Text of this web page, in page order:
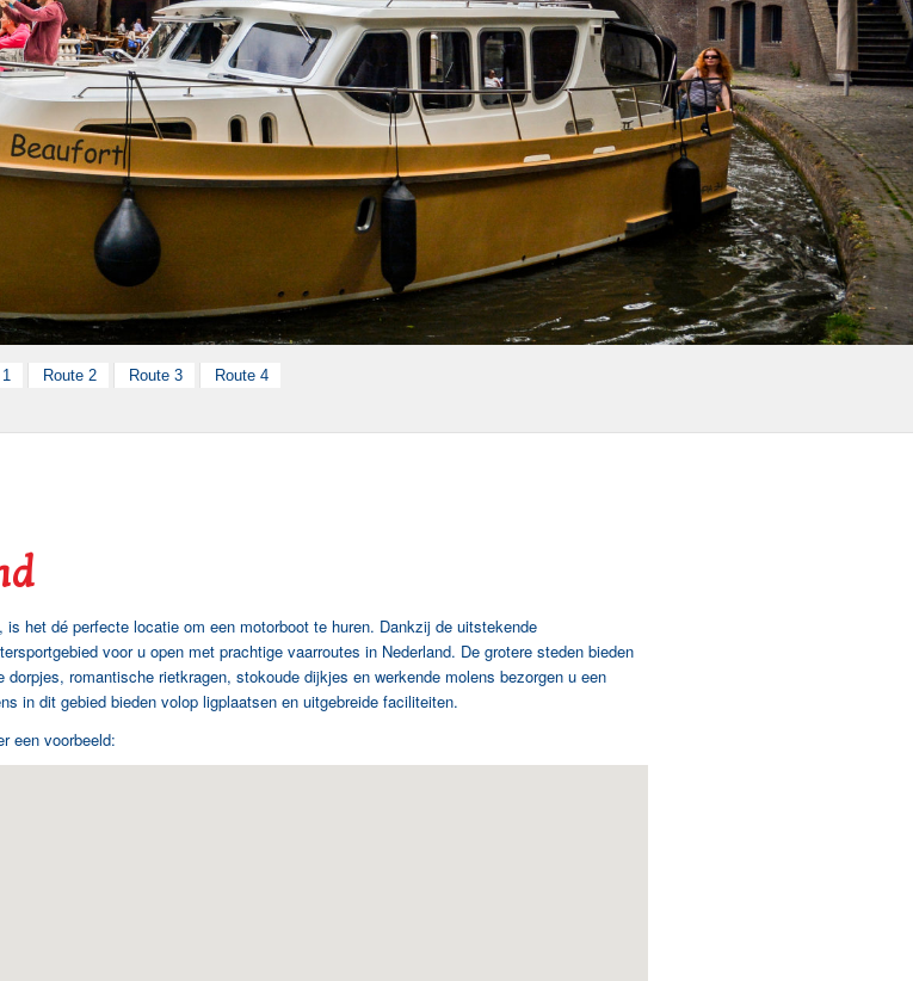
Route 2 Route 3 Route 4
het dé perfecte locatie om een motorboot te huren. Dankzij de uitstekende
voor u open met prachtige vaarroutes in Nederland. De grotere steden bieden
romantische rietkragen, stokoude dijkjes en werkende molens bezorgen u een
in dit gebied bieden volop ligplaatsen en uitgebreide faciliteiten.
een voorbeeld: